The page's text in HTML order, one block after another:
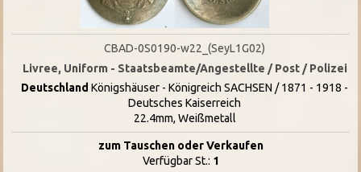
CBAD-0S0190-w22_(SeyL1G02)
Livree, Uniform - Staatsbeamte/Angestellte / Post / Polizei
Deutschland Königshäuser - Königreich SACHSEN / 1871 - 1918 -
Deutsches Kaiserreich
22.4mm, Weißmetall
zum Tauschen oder Verkaufen
Verfügbar St.: 1